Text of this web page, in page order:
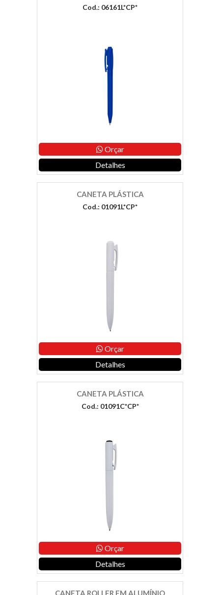
Cod.: 06161L*CP*
Orçar
Detalhes
CANETA PLÁSTICA
Cod.: 01091L*CP*
Orçar
Detalhes
CANETA PLÁSTICA
Cod.: 01091C*CP*
Orçar
Detalhes
CANETA ROLLER EM ALUMÍNIO